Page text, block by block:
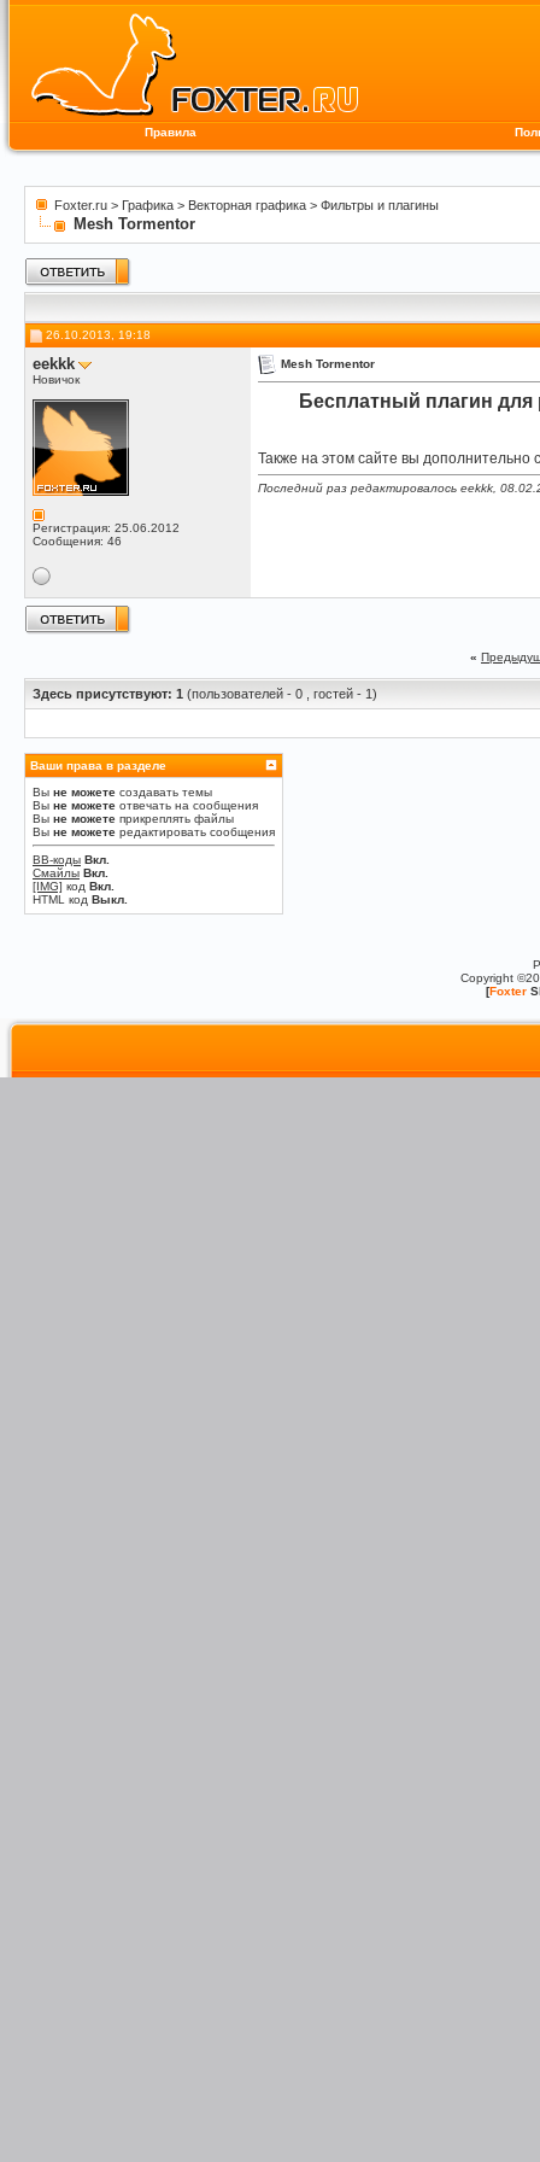
Правила
Foxter.ru > Графика > Векторная графика > Фильтры и плагины
Mesh Tormentor
26.10.2013, 19:18
eekkk
Новичок
Регистрация: 25.06.2012
Сообщения: 46
Mesh Tormentor
Бесплатный плагин для
Также на этом сайте вы дополнительно
Последний раз редактировалось eekkk,
«
Здесь присутствуют: 1 (пользователей - 0 , гостей - 1)
Ваши права в разделе
Вы не можете создавать темы
Вы не можете отвечать на сообщения
Вы не можете прикреплять файлы
Вы не можете редактировать сообщения
BB-коды Вкл.
Смайлы Вкл.
[IMG] код Вкл.
HTML код Выкл.
Copyright
[Foxter